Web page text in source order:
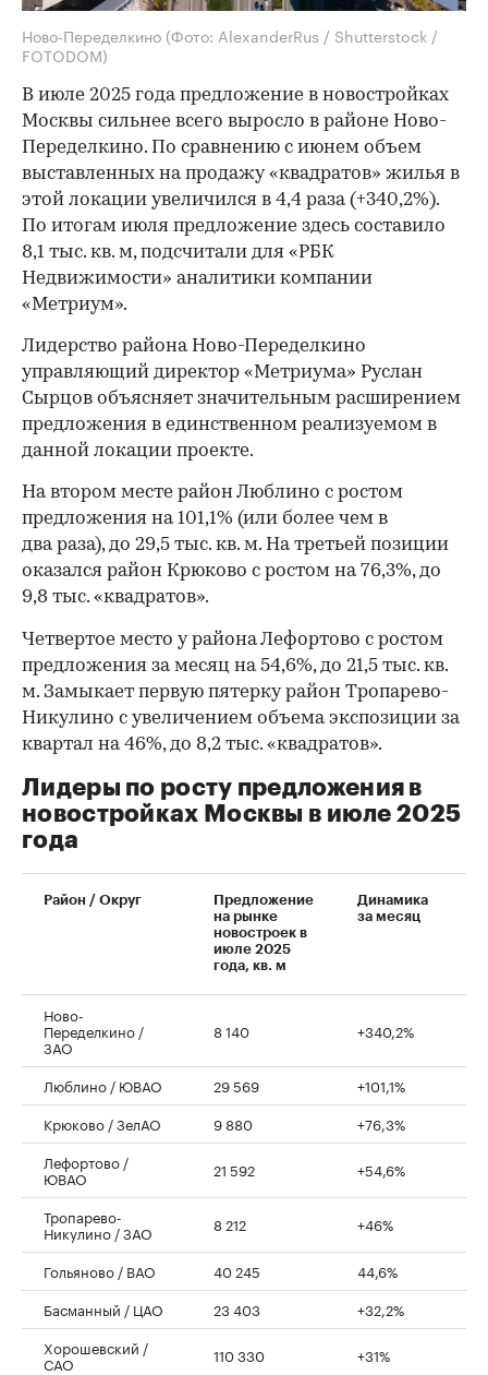
Ново-Переделкино (Фото: AlexanderRus / Shutterstock /
FOTODOM)
В июле 2025 года предложение в новостройках
Москвы сильнее всего выросло в районе Ново-
Переделкино. По сравнению с июнем объем
выставленных на продажу «квадратов» жилья в
этой локации увеличился в 4,4 раза (+340,2%).
По итогам июля предложение здесь составило
8,1 тыс. кв. м, подсчитали для «РБК
Недвижимости» аналитики компании
«Метриум».
Лидерство района Ново-Переделкино
управляющий директор «Метриума» Руслан
Сырцов объясняет значительным расширением
предложения в единственном реализуемом в
данной локации проекте.
На втором месте район Люблино с ростом
предложения на 101,1% (или более чем в
два раза), до 29,5 тыс. кв. м. На третьей позиции
оказался район Крюково с ростом на 76,3%, до
9,8 тыс. «квадратов».
Четвертое место у района Лефортово с ростом
предложения за месяц на 54,6%, до 21,5 тыс. кв.
м. Замыкает первую пятерку район Тропарево-
Никулино с увеличением объема экспозиции за
квартал на 46%, до 8,2 тыс. «квадратов».
Лидеры по росту предложения в
новостройках Москвы в июле 2025
года
Район / Округ
Предложение
на рынке
новостроек в
июле 2025
года, кв. м
Динамика
за месяц
Ново-
Переделкино /
ЗАО
8 140 +340,2%
Люблино / ЮВАО 29 569
+101,1%
Крюково / ЗелАО
9 880
+76,3%
Лефортово /
ЮВАО 21 592 +54,6%
Тропарево-
Никулино / ЗАО 8 212 +46%
Гольяново / ВАО 40 245
44,6%
Басманный / ЦАО
23 403
+32,2%
Хорошевский /
САО 110 330 +31%